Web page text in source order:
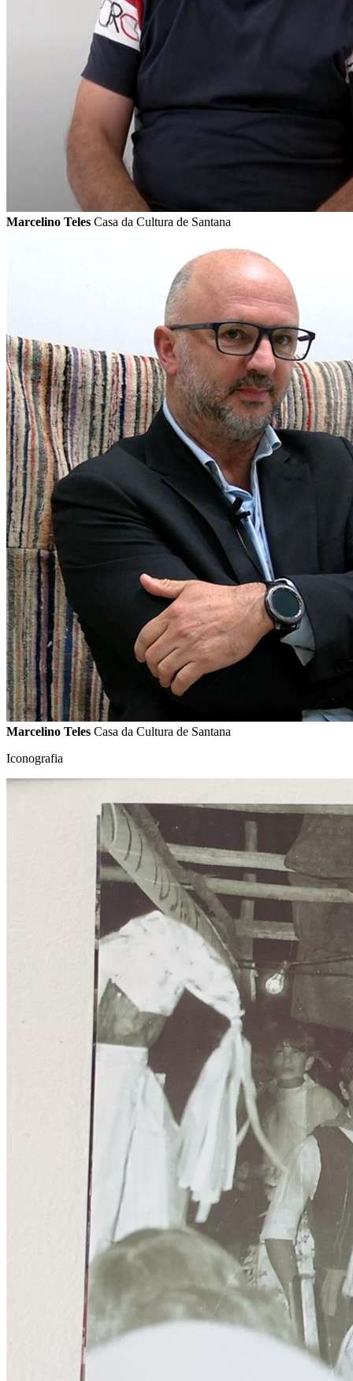
Marcelino Teles Casa da Cultura de Santana
Marcelino Teles Casa da Cultura de Santana
Iconografia